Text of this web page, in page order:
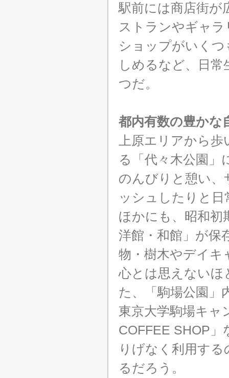
駅前には商店街が
ストランやギャ
ショップがいく
しめるなど、日
つだ。
都内有数の豊かな
上原エリアから
る「代々木公園」
のんびりと憩い
ッシュしたりと
ほかにも、昭和初
洋館・和館」が保
物・樹木やデイキ
心とは思えないほ
た、「駒場公園」
東京大学駒場キャ
COFFEE SHOP
りげなく利用す
るだろう。